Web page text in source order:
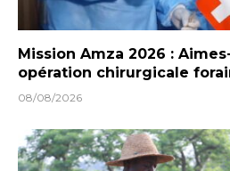
Mission Amza 2026 :
opération chirurgicale
08/08/2026